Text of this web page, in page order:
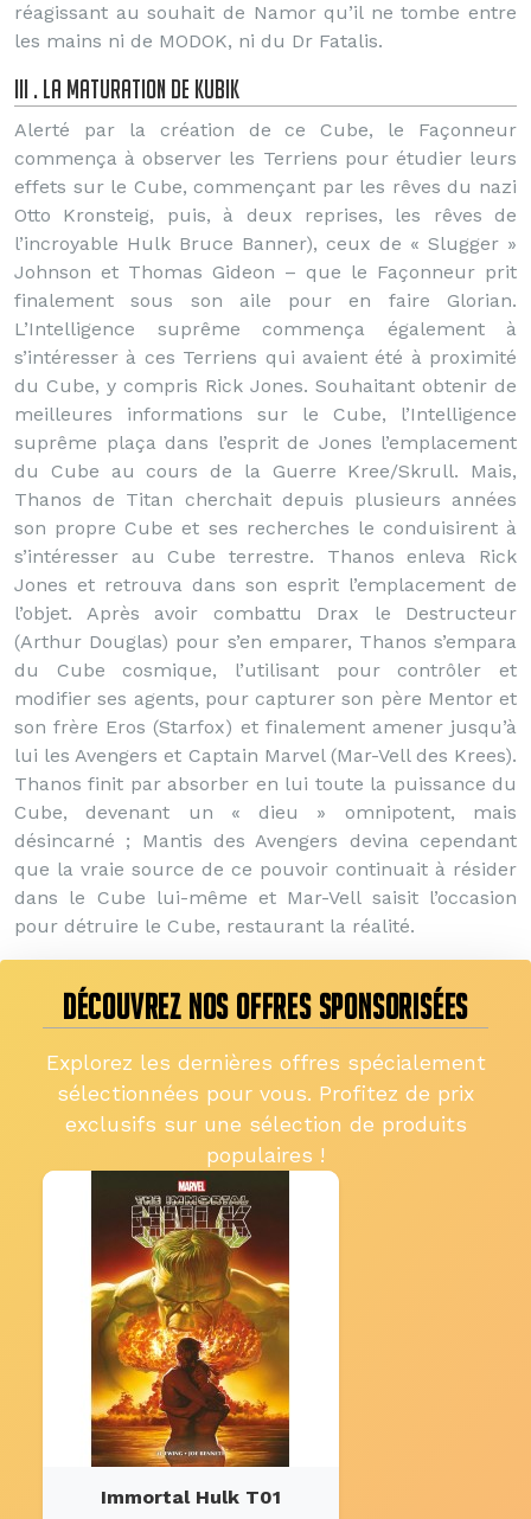
réagissant au souhait de Namor qu’il ne tombe entre
les mains ni de MODOK, ni du Dr Fatalis.
III . La maturation de Kubik
Alerté par la création de ce Cube, le Façonneur
commença à observer les Terriens pour étudier leurs
effets sur le Cube, commençant par les rêves du nazi
Otto Kronsteig, puis, à deux reprises, les rêves de
l’incroyable Hulk Bruce Banner), ceux de « Slugger »
Johnson et Thomas Gideon – que le Façonneur prit
finalement sous son aile pour en faire Glorian.
L’Intelligence suprême commença également à
s’intéresser à ces Terriens qui avaient été à proximité
du Cube, y compris Rick Jones. Souhaitant obtenir de
meilleures informations sur le Cube, l’Intelligence
suprême plaça dans l’esprit de Jones l’emplacement
du Cube au cours de la Guerre Kree/Skrull. Mais,
Thanos de Titan cherchait depuis plusieurs années
son propre Cube et ses recherches le conduisirent à
s’intéresser au Cube terrestre. Thanos enleva Rick
Jones et retrouva dans son esprit l’emplacement de
l’objet. Après avoir combattu Drax le Destructeur
(Arthur Douglas) pour s’en emparer, Thanos s’empara
du Cube cosmique, l’utilisant pour contrôler et
modifier ses agents, pour capturer son père Mentor et
son frère Eros (Starfox) et finalement amener jusqu’à
lui les Avengers et Captain Marvel (Mar-Vell des Krees).
Thanos finit par absorber en lui toute la puissance du
Cube, devenant un « dieu » omnipotent, mais
désincarné ; Mantis des Avengers devina cependant
que la vraie source de ce pouvoir continuait à résider
dans le Cube lui-même et Mar-Vell saisit l’occasion
pour détruire le Cube, restaurant la réalité.
DÉCOUVREZ NOS OFFRES SPONSORISÉES
Explorez les dernières offres spécialement
sélectionnées pour vous. Profitez de prix
exclusifs sur une sélection de produits
populaires !
Immortal Hulk T01